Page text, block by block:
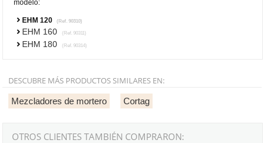
modelo:
EHM 120 (Ref. 90310)
EHM 160 (Ref. 90311)
EHM 180 (Ref. 90314)
DESCUBRE MÁS PRODUCTOS SIMILARES EN:
Mezcladores de mortero Cortag
OTROS CLIENTES TAMBIÉN COMPRARON: